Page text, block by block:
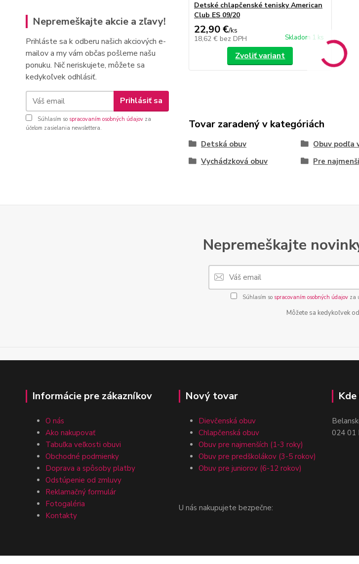
Nepremeškajte akcie a zľavy!
Prihláste sa k odberu našich akciových e-
mailov a my vám občas pošleme našu
ponuku. Nič neriskujete, môžete sa
kedykoľvek odhlásiť.
Prihlásiť sa
Súhlasím so spracovaním osobných údajov za
účelom zasielania newslettera.
Detské chlapčenské tenisky American
Club ES 09/20
22,90 €/ks
18,62 € bez DPH Skladom 1 ks
Zvoliť variant
Tovar zaradený v kategóriách
Detská obuv Obuv podľa
Vychádzková obuv
Pre
Nepremeškajte
Súhlasím so spracovaním osobných údajovza
Môžete sa kedykoľvek
Informácie pre zákazníkov
O nás
Ako nakupovať
Tabuľka veľkosti obuvi
Obchodné podmienky
Doprava a spôsoby platby
Odstúpenie od zmluvy
Reklamačný formulár
Fotogaléria
Kontakty
Nový tovar
Dievčenská obuv
Chlapčenská obuv
Obuv pre najmenších (1-3 roky)
Obuv pre predškolákov (3-5 rokov)
Obuv pre juniorov (6-12 rokov)
U nás nakupujete bezpečne:
024 01